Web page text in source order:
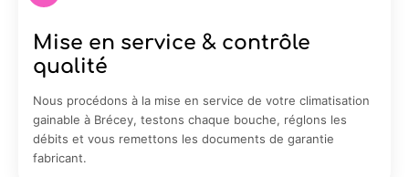
Mise en service & contrôle
qualité
Nous procédons à la mise en service de votre climatisation
gainable à Brécey, testons chaque bouche, réglons les
débits et vous remettons les documents de garantie
fabricant.